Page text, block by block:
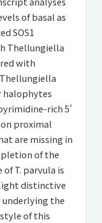
of basal as
SOS1
Thellungiella
with
halophytes
rich 5'
proximal
are missing in
of the
T. parvula is
distinctive
the
of this